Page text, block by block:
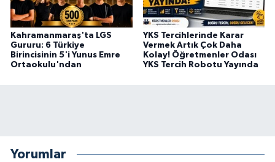
Kahramanmaraş'ta LGS
Gururu: 6 Türkiye
Birincisinin 5'i Yunus Emre
Ortaokulu'ndan
YKS Tercihlerinde Karar
Vermek Artık Çok Daha
Kolay! Öğretmenler Odası
YKS Tercih Robotu Yayında
Yorumlar
ASAYİŞ
SEÇİM 2015
YARIŞMALAR